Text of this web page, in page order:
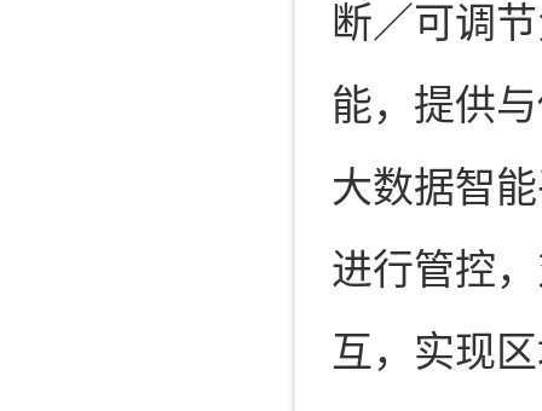
断／可调
能，提供
大数据智
进行管控
互，实现